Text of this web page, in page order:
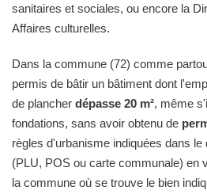
sanitaires et sociales, ou encore la
Affaires culturelles.
Dans la commune (72) comme
permis de bâtir un bâtiment dont
de plancher dépasse 20 m², même
fondations, sans avoir obtenu de
règles d'urbanisme indiquées dans
(PLU, POS ou carte communale) en
la commune où se trouve le bien